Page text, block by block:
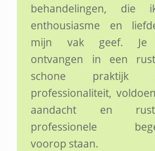
behandelingen, die
enthousiasme en
mijn vak geef. Je
ontvangen in een
schone praktijk
professionaliteit,
aandacht en
professionele
voorop staan.